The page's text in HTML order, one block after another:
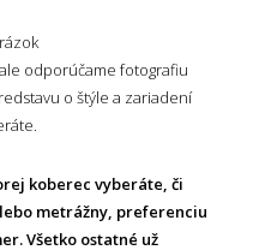
odporúčame fotografiu
o štýle a zariadení
koberec vyberáte, či
metrážny, preferenciu
Všetko ostatné už